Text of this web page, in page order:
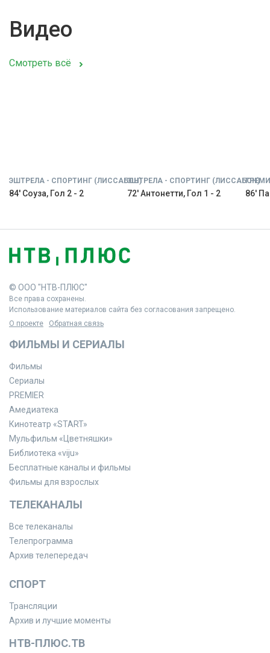
Видео
Смотреть всё
ЭШТРЕЛА - СПОРТИНГ (ЛИССАБОН)
84' Соуза, Гол 2 - 2
ЭШТРЕЛА - СПОРТИНГ (ЛИССАБОН)
72' Антонетти, Гол 1 - 2 86'
© ООО "НТВ-ПЛЮС"
Все права сохранены.
Использование материалов сайта без согласования запрещено.
О проекте
Обратная связь
ФИЛЬМЫ И СЕРИАЛЫ
Фильмы
Сериалы
PREMIER
Амедиатека
Кинотеатр «START»
Мульфильм «Цветняшки»
Библиотека «viju»
Бесплатные каналы и фильмы
Фильмы для взрослых
ТЕЛЕКАНАЛЫ
Все телеканалы
Телепрограмма
Архив телепередач
СПОРТ
Трансляции
Архив и лучшие моменты
НТВ-ПЛЮС.ТВ